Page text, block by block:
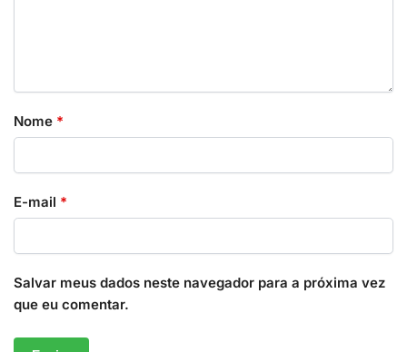
Nome *
E-mail *
Salvar meus dados neste navegador para a próxima vez
que eu comentar.